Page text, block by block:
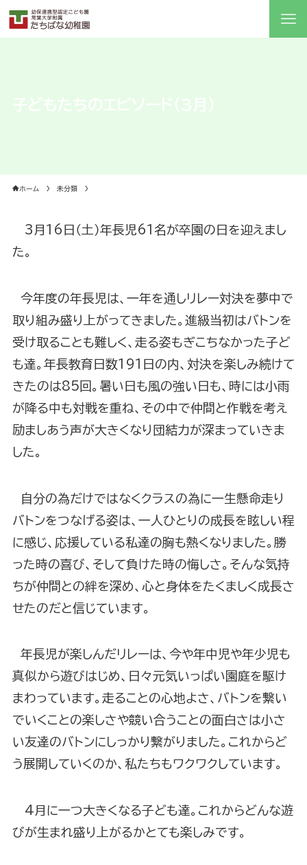
ホーム 未分類
3月16日（土）年長児61名が卒園の日を迎えまし
た。
今年度の年長児は、一年を通しリレー対決を夢中で
取り組み盛り上がってきました。進級当初はバトンを
受け取ることも難しく、走る姿もぎこちなかった子ど
も達。年長教育日数191日の内、対決を楽しみ続けて
きたのは85回。暑い日も風の強い日も、時には小雨
が降る中も対戦を重ね、その中で仲間と作戦を考え
励ましあう声が大きくなり団結力が深まっていきま
した。
自分の為だけではなくクラスの為に一生懸命走り
バトンをつなげる姿は、一人ひとりの成長を眩しい程
に感じ、応援している私達の胸も熱くなりました。勝
った時の喜び、そして負けた時の悔しさ。そんな気持
ちが仲間との絆を深め、心と身体をたくましく成長さ
せたのだと信じています。
年長児が楽しんだリレーは、今や年中児や年少児も
真似から遊びはじめ、日々元気いっぱい園庭を駆け
まわっています。走ることの心地よさ、バトンを繋い
でいくことの楽しさや競い合うことの面白さは小さ
い友達のバトンにしっかり繋がりました。これからど
う展開していくのか、私たちもワクワクしています。
4月に一つ大きくなる子ども達。これからどんな遊
びが生まれ盛り上がるかとても楽しみです。